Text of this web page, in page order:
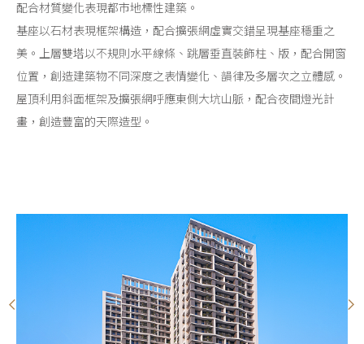
配合材質變化表現都市地標性建築。
基座以石材表現框架構造，配合擴張網虛實交錯呈現基座穩重之
美。上層雙塔以不規則水平線條、跳層垂直裝飾柱、版，配合開窗
位置，創造建築物不同深度之表情變化、韻律及多層次之立體感。
屋頂利用斜面框架及擴張網呼應東側大坑山脈，配合夜間燈光計
畫，創造豐富的天際造型。